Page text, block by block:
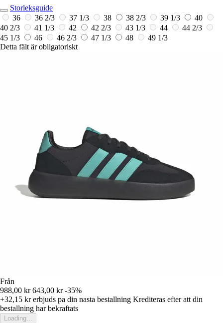
Storleksguide
36
36 2/3 37 1/3 38 38 2/3 39 1/3
40
40 2/3
41 1/3 42 42 2/3 43 1/3 44
44 2/3
45 1/3
46 46 2/3 47 1/3 48
49 1/3
Detta fält är obligatoriskt
Från
988,00 kr 643,00 kr -35%
+32,15 krerbjuds pa din nasta bestallning Krediteras efter att din
bestallning har bekraftats
Loading...